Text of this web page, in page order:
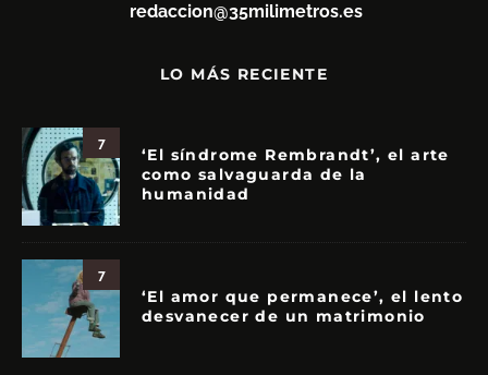
redaccion@35milimetros.es
LO MÁS RECIENTE
7
‘El síndrome Rembrandt’, el arte
como salvaguarda de la
humanidad
7
‘El amor que permanece’, el lento
desvanecer de un matrimonio